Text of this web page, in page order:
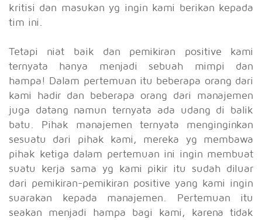
kritisi dan masukan yg ingin kami berikan kepada
tim ini.
Tetapi niat baik dan pemikiran positive kami
ternyata hanya menjadi sebuah mimpi dan
hampa! Dalam pertemuan itu beberapa orang dari
kami hadir dan beberapa orang dari manajemen
juga datang namun ternyata ada udang di balik
batu. Pihak manajemen ternyata menginginkan
sesuatu dari pihak kami, mereka yg membawa
pihak ketiga dalam pertemuan ini ingin membuat
suatu kerja sama yg kami pikir itu sudah diluar
dari pemikiran-pemikiran positive yang kami ingin
suarakan kepada manajemen. Pertemuan itu
seakan menjadi hampa bagi kami, karena tidak